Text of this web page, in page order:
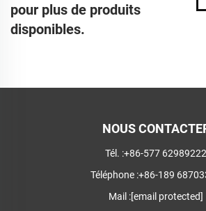
pour plus de produits
disponibles.
NOUS
Tél. :+86-577 62989222
Téléphone :+86-189
Mail :[email protected]